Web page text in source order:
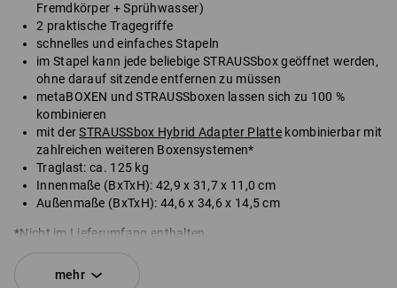
Fremdkörper + Sprühwasser)
2 praktische Tragegriffe
schnelles und einfaches Stapeln
im Stapel kann jede beliebige STRAUSSbox geöffnet werden,
ohne darauf sitzende entfernen zu müssen
metaBOXEN und STRAUSSboxen lassen sich zu 100 %
kombinieren
mit derSTRAUSSbox Hybrid Adapter Platte kombinierbar mit
zahlreichen weiteren Boxensystemen*
Traglast: ca. 125 kg
Innenmaße (BxTxH): 42,9 x 31,7 x 11,0 cm
Außenmaße (BxTxH): 44,6 x 34,6 x 14,5 cm
*Nicht im Lieferumfang enthalten.
Lieferung ohne Inhalt.
mehr